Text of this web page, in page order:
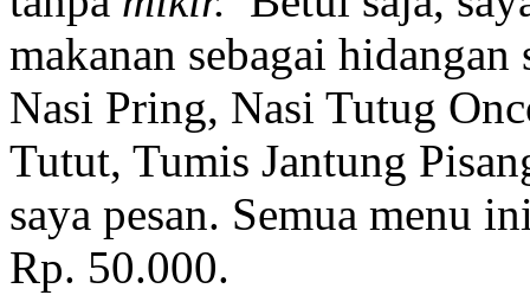
makanan sebagai
Nasi Pring, Nasi Tutug
Tutut, Tumis Jantung
saya pesan. Semua menu
Rp. 50.000.